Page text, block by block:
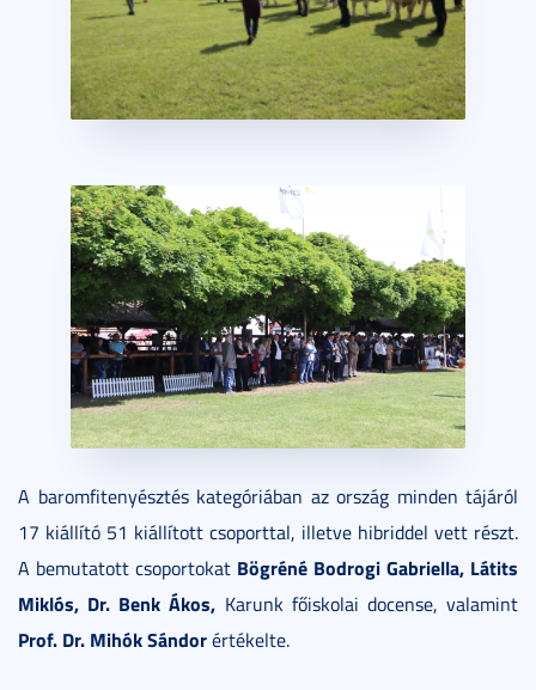
A baromfitenyésztés kategóriában az ország minden tájáról
17 kiállító 51 kiállított csoporttal, illetve hibriddel vett részt.
A bemutatott csoportokat Bögréné Bodrogi Gabriella, Látits
Miklós, Dr. Benk Ákos, Karunk főiskolai docense, valamint
Prof. Dr. Mihók Sándorértékelte.